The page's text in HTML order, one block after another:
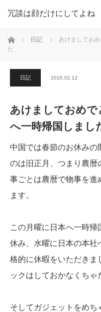
冗談は顔だけにしてよね
ホーム 日記
あけましてお
た
日記 2010.02.12
あけましておめ
へ一時帰国しまし
中国では春節のお休みの
のは旧正月、つまり農暦
事ごとは農暦で物事を進
ます。
この月曜に日本へ一時帰
休み、水曜に日本の本社
格的に休暇をいただきま
ックはしておかなくち
そしてガジェットをめち